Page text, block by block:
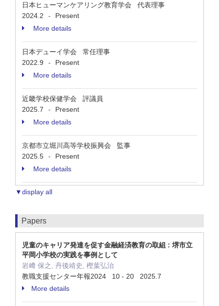
日本ヒューマンケアリング教育学会 代表理事
2024.2
-
Present
More details
日本デューイ学会 常任理事
2022.9
-
Present
More details
近畿学校保健学会 評議員
2025.7
-
Present
More details
京都市立堀川高等学校振興会 監事
2025.5
-
Present
More details
▼display all
Papers
児童のキャリア発達を促す金融経済教育の取組 : 堺市立
平岡小学校の実践を事例として
岩﨑 保之, 丹後靖史, 樫葉弘治
教職支援センター年報2024 10 - 20 2025.7
More details